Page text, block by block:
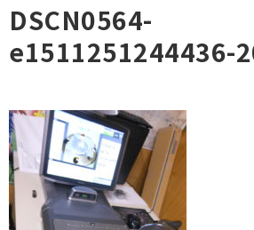
DSCN0564-
e1511251244436-